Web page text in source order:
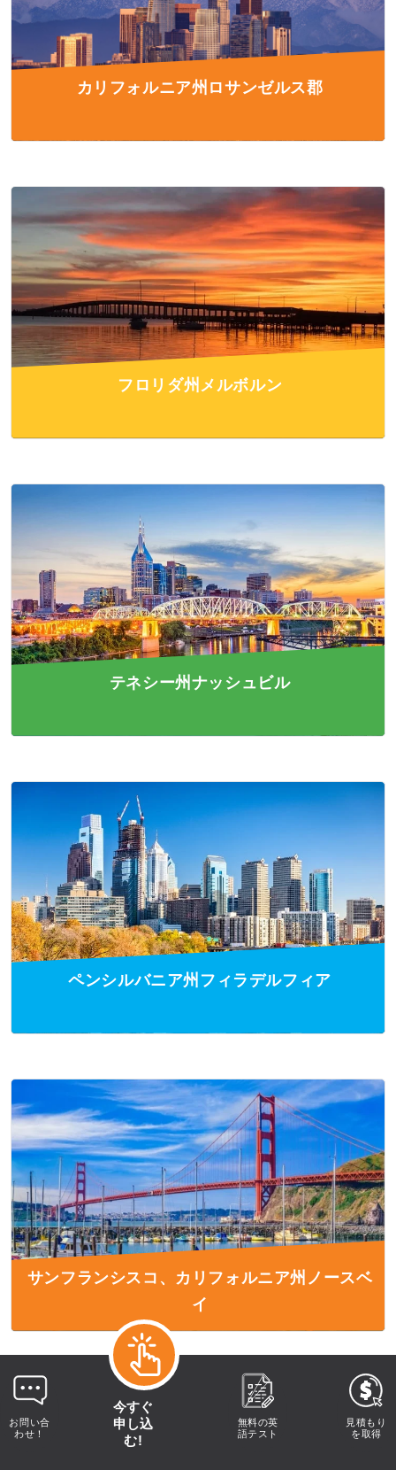
お問い合
わせ！
見積もり
を取得
無料の英
語テスト
今すぐ
申し込
む!
カリフォルニア州ロサンゼルス郡
フロリダ州メルボルン
テネシー州ナッシュビル
ペンシルバニア州フィラデルフィア
サンフランシスコ、カリフォルニア州ノースベ
イ